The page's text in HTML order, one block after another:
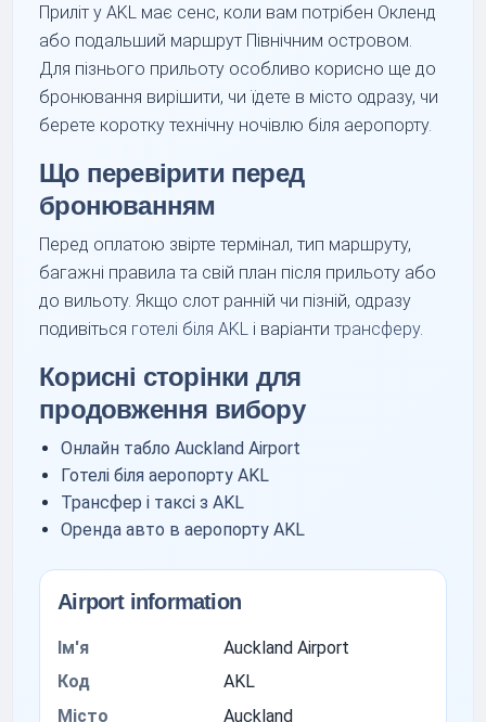
Приліт у AKL має сенс, коли вам потрібен Окленд
або подальший маршрут Північним островом.
Для пізнього прильоту особливо корисно ще до
бронювання вирішити, чи їдете в місто одразу, чи
берете коротку технічну ночівлю біля аеропорту.
Що перевірити перед
бронюванням
Перед оплатою звірте термінал, тип маршруту,
багажні правила та свій план після прильоту або
до вильоту. Якщо слот ранній чи пізній, одразу
подивіться готелі біля AKL і варіантитрансферу.
Корисні сторінки для
продовження вибору
Онлайн табло Auckland Airport
Готелі біля аеропорту AKL
Трансфер і таксі з AKL
Оренда авто в аеропорту AKL
Airport information
Ім'я
Auckland Airport
Код
AKL
Місто
Auckland